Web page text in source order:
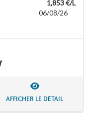
1,853 €/L
06/08/26
AFFICHER LE DÉTAIL